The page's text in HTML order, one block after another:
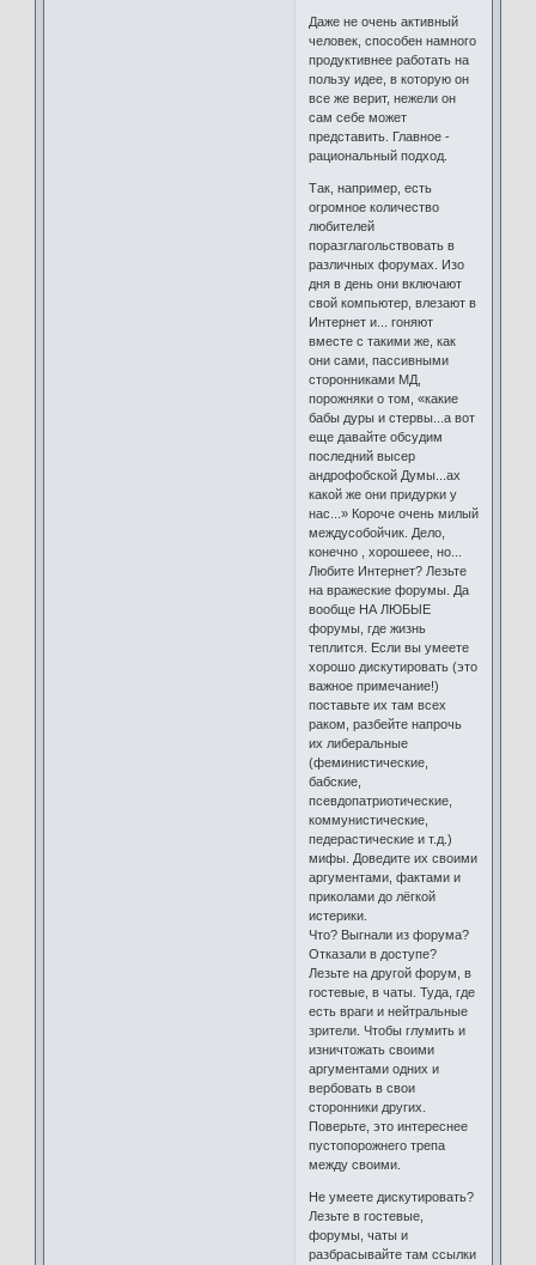
Даже не очень активный
человек, способен намного
продуктивнее работать на
пользу идее, в которую он
все же верит, нежели он
сам себе может
представить. Главное -
рациональный подход.
Так, например, есть
огромное количество
любителей
поразглагольствовать в
различных форумах. Изо
дня в день они включают
свой компьютер, влезают в
Интернет и... гоняют
вместе с такими же, как
они сами, пассивными
сторонниками МД,
порожняки о том, «какие
бабы дуры и стервы...а вот
еще давайте обсудим
последний высер
андрофобской Думы...ах
какой же они придурки у
нас...» Короче очень милый
междусобойчик. Дело,
конечно , хорошеее, но...
Любите Интернет? Лезьте
на вражеские форумы. Да
вообще НА ЛЮБЫЕ
форумы, где жизнь
теплится. Если вы умеете
хорошо дискутировать (это
важное примечание!)
поставьте их там всех
раком, разбейте напрочь
их либеральные
(феминистические,
бабские,
псевдопатриотические,
коммунистические,
педерастические и т.д.)
мифы. Доведите их своими
аргументами, фактами и
приколами до лёгкой
истерики.
Что? Выгнали из форума?
Отказали в доступе?
Лезьте на другой форум, в
гостевые, в чаты. Туда, где
есть враги и нейтральные
зрители. Чтобы глумить и
изничтожать своими
аргументами одних и
вербовать в свои
сторонники других.
Поверьте, это интереснее
пустопорожнего трепа
между своими.
Не умеете дискутировать?
Лезьте в гостевые,
форумы, чаты и
разбрасывайте там ссылки